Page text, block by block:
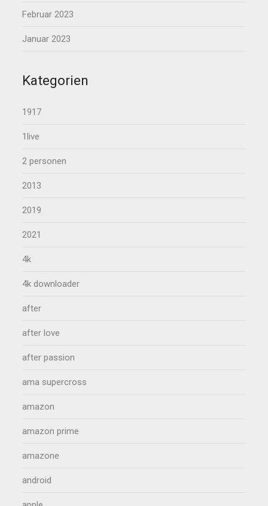
Februar 2023
Januar 2023
Kategorien
1917
1live
2 personen
2013
2019
2021
4k
4k downloader
after
after love
after passion
ama supercross
amazon
amazon prime
amazone
android